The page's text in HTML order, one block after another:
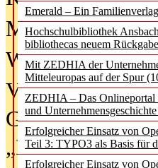
Emerald – Ein
Hochschulbibliothek
bibliothecas neuem
Mit ZEDHIA der
Mitteleuropas auf der Spur
ZEDHIA – Das Onlineportal
und
Erfolgreicher Einsatz von
Teil 3: TYPO3 als Basis für
Erfolgreicher Einsatz von
Metadaten als
Wenn Bots
Von
Geisterjagd-
„Library of